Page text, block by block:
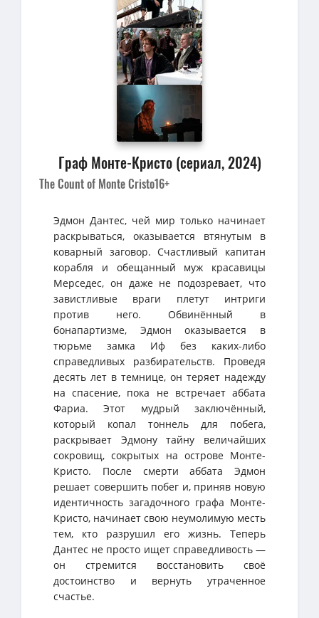
Граф Монте-Кристо (сериал, 2024)
The Count of Monte Cristo16+
Эдмон Дантес, чей мир только начинает
раскрываться, оказывается втянутым в
коварный заговор. Счастливый капитан
корабля и обещанный муж красавицы
Мерседес, он даже не подозревает, что
завистливые враги плетут интриги
против него. Обвинённый в
бонапартизме, Эдмон оказывается в
тюрьме замка Иф без каких-либо
справедливых разбирательств. Проведя
десять лет в темнице, он теряет надежду
на спасение, пока не встречает аббата
Фариа. Этот мудрый заключённый,
который копал тоннель для побега,
раскрывает Эдмону тайну величайших
сокровищ, сокрытых на острове Монте-
Кристо. После смерти аббата Эдмон
решает совершить побег и, приняв новую
идентичность загадочного графа Монте-
Кристо, начинает свою неумолимую месть
тем, кто разрушил его жизнь. Теперь
Дантес не просто ищет справедливость —
он стремится восстановить своё
достоинство и вернуть утраченное
счастье.